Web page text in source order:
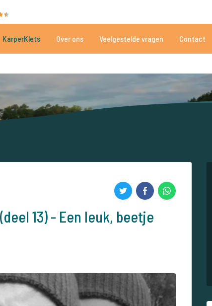
KarperKlets Over ons Veelgestelde vragen Contact
13) - Een leuk, beetje